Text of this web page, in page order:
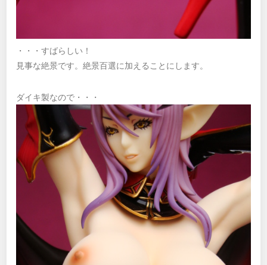
・・・すばらしい！
見事な絶景です。絶景百選に加えることにします。
ダイキ製なので・・・